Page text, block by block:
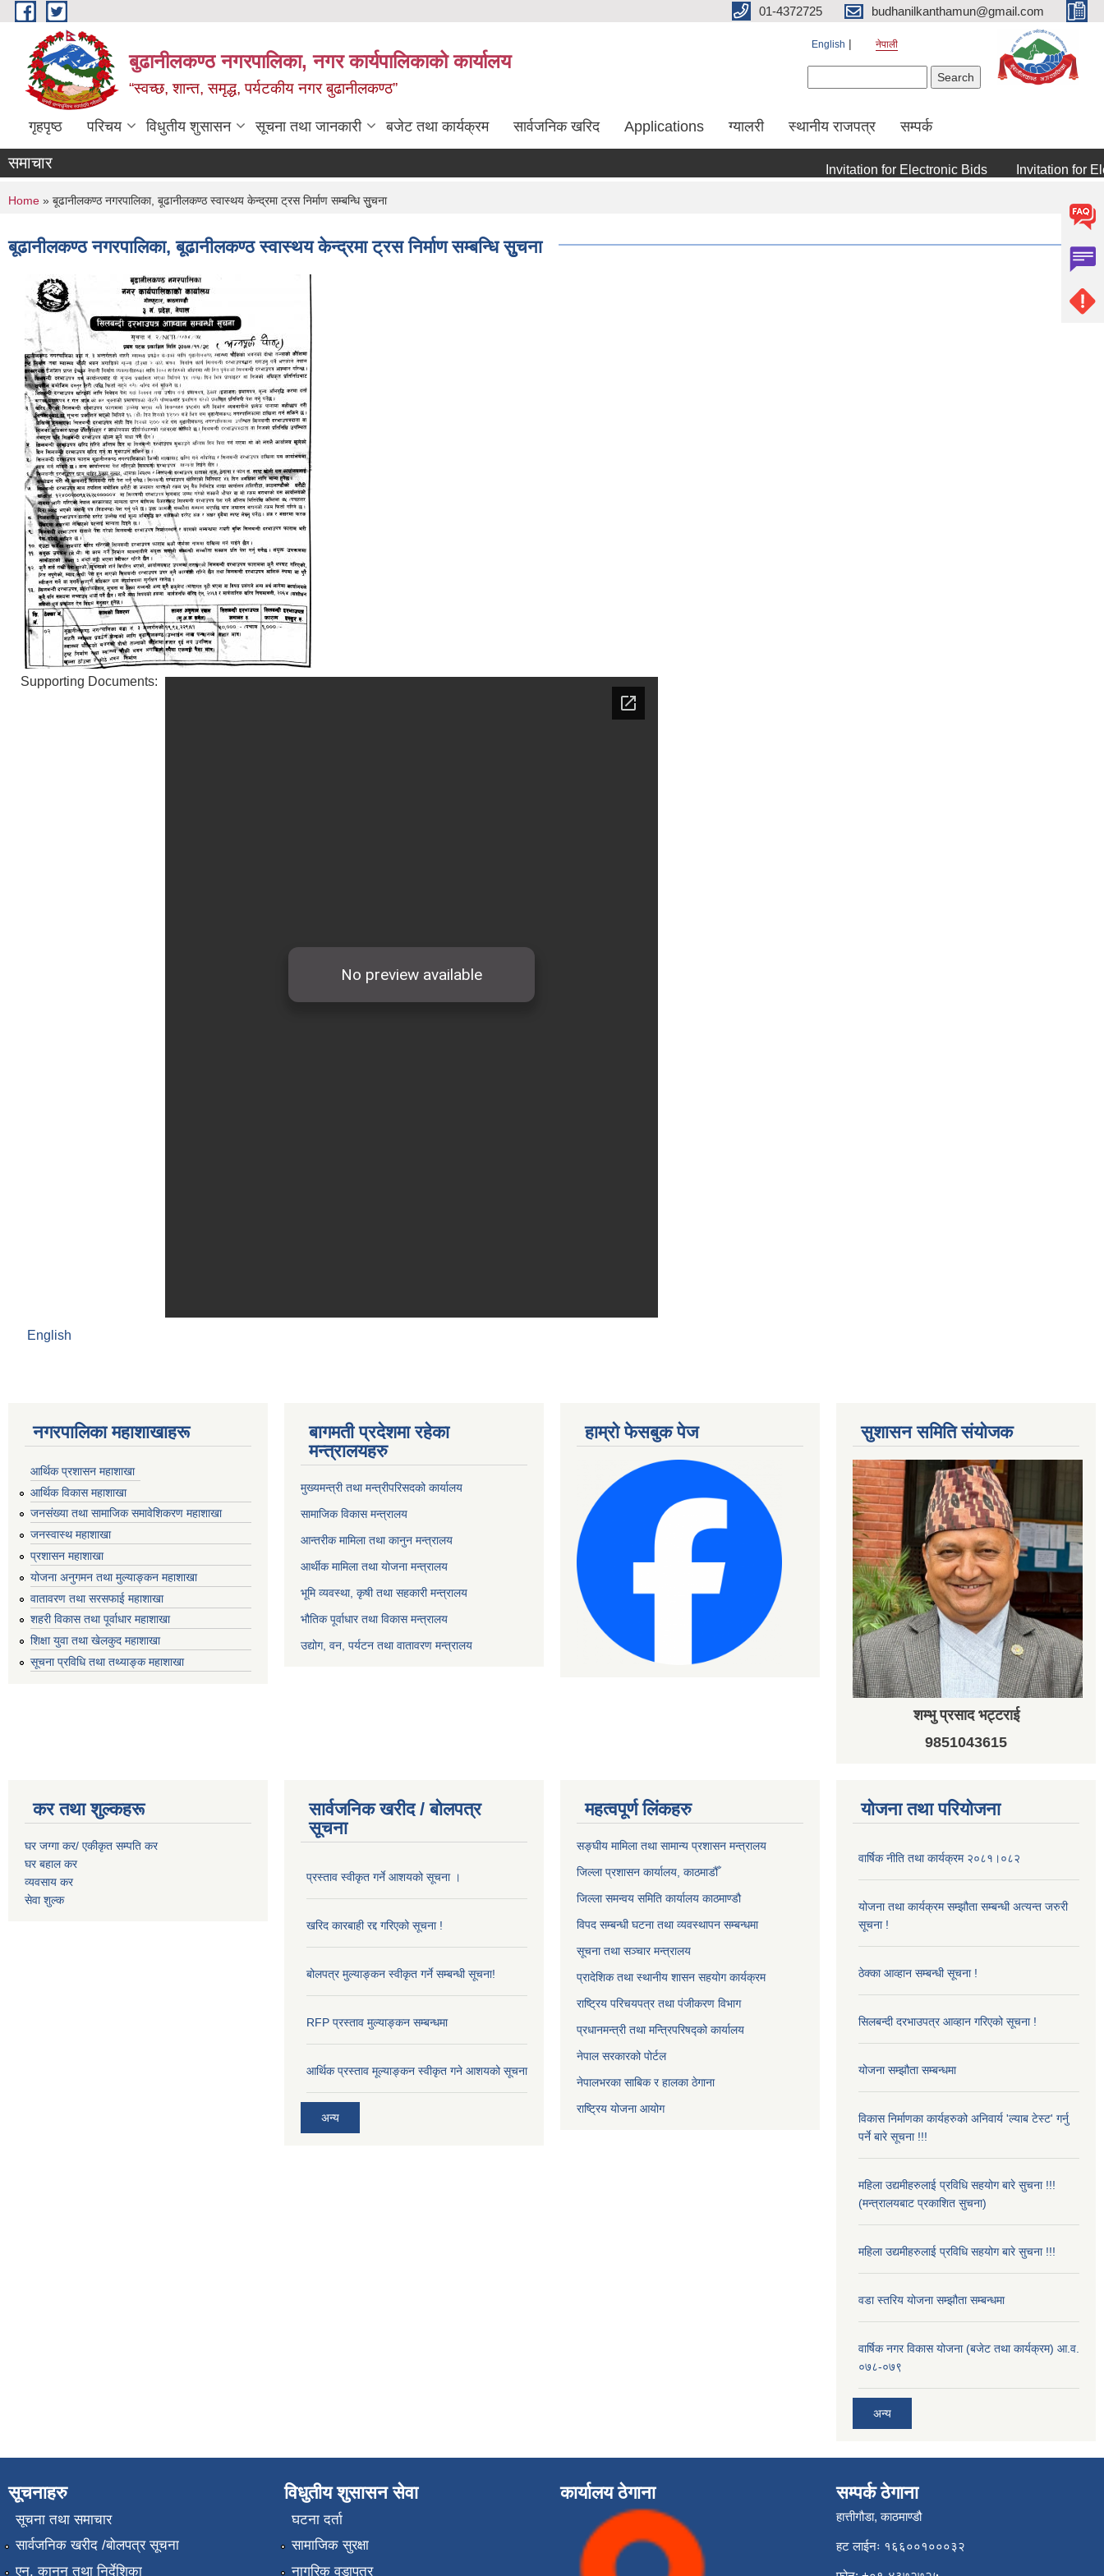
Skip to main content 01-4372725 budhanilkanthamun@gmail.com
बुढानीलकण्ठ नगरपालिका, नगर कार्यपालिकाको कार्यालय
“स्वच्छ, शान्त, समृद्ध, पर्यटकीय नगर बुढानीलकण्ठ”
English नेपाली
गृहपृष्ठ परिचय विधुतीय शुसासन सूचना तथा जानकारी बजेट तथा कार्यक्रम सार्वजनिक खरिद Applications ग्यालरी स्थानीय राजपत्र सम्पर्क
समाचार Invitation for Electronic Bids Invitation for
You are here
Home » बूढानीलकण्ठ नगरपालिका, बूढानीलकण्ठ स्वास्थय केन्द्रमा ट्रस निर्माण सम्बन्धि सुुचना
बूढानीलकण्ठ नगरपालिका, बूढानीलकण्ठ स्वास्थय केन्द्रमा ट्रस निर्माण सम्बन्धि सुुचना
Supporting Documents:
English
नगरपालिका महाशाखाहरू
आर्थिक प्रशासन महाशाखा
आर्थिक विकास महाशाखा
जनसंख्या तथा सामाजिक समावेशिकरण महाशाखा
जनस्वास्थ महाशाखा
प्रशासन महाशाखा
योजना अनुगमन तथा मुल्याङ्कन महाशाखा
वातावरण तथा सरसफाई महाशाखा
शहरी विकास तथा पूर्वाधार महाशाखा
शिक्षा युवा तथा खेलकुद महाशाखा
सूचना प्रविधि तथा तथ्याङ्क महाशाखा
बागमती प्रदेशमा रहेका
मन्त्रालयहरु
मुख्यमन्त्री तथा मन्त्रीपरिसदको कार्यालय
सामाजिक विकास मन्त्रालय
आन्तरीक मामिला तथा कानुन मन्त्रालय
आर्थीक मामिला तथा योजना मन्त्रालय
भूमि व्यवस्था, कृषी तथा सहकारी मन्त्रालय
भौतिक पूर्वाधार तथा विकास मन्त्रालय
उद्योग, वन, पर्यटन तथा वातावरण मन्त्रालय
हाम्रो फेसबुक पेज सुशासन समिति संयोजक
शम्भु प्रसाद भट्टराई
9851043615
कर तथा शुल्कहरू
घर जग्गा कर/ एकीकृत सम्पति कर
घर बहाल कर
व्यवसाय कर
सेवा शुल्क
सार्वजनिक खरीद / बोलपत्र
सूचना
प्रस्ताव स्वीकृत गर्ने आशयको सूचना ।
खरिद कारबाही रद्द गरिएको सूचना !
बोलपत्र मुल्याङ्कन स्वीकृत गर्ने सम्बन्धी सूचना!
RFP प्रस्ताव मुल्याङ्कन सम्बन्धमा
आर्थिक प्रस्ताव मूल्याङ्कन स्वीकृत गने आशयको सूचना
अन्य
महत्वपूर्ण लिंकहरु
सङ्‍घीय मामिला तथा सामान्य प्रशासन मन्त्रालय
जिल्ला प्रशासन कार्यालय, काठमाडौँ
जिल्ला समन्वय समिति कार्यालय काठमाण्ड‌ौ
विपद सम्बन्धी घटना तथा व्यवस्थापन सम्बन्धमा
सूचना तथा सञ्चार मन्त्रालय
प्रादेशिक तथा स्थानीय शासन सहयोग कार्यक्रम
राष्ट्रिय परिचयपत्र तथा पंजीकरण विभाग
प्रधानमन्त्री तथा मन्त्रिपरिषद्को कार्यालय
नेपाल सरकारको पोर्टल
नेपालभरका साबिक र हालका ठेगाना
राष्ट्रिय योजना आयोग
योजना तथा परियोजना
वार्षिक नीति तथा कार्यक्रम २०८१।०८२
योजना तथा कार्यक्रम सम्झौता सम्बन्धी अत्यन्त जरुरी
सूचना !
ठेक्का आव्हान सम्बन्धी सूचना !
सिलबन्दी दरभाउपत्र आव्हान गरिएको सूचना !
योजना सम्झौता सम्बन्धमा
विकास निर्माणका कार्यहरुको अनिवार्य 'ल्याब टेस्ट' गर्नु
पर्ने बारे सूचना !!!
महिला उद्यमीहरुलाई प्रविधि सहयोग बारे सुचना !!!
(मन्त्रालयबाट प्रकाशित सुचना)
महिला उद्यमीहरुलाई प्रविधि सहयोग बारे सुचना !!!
वडा स्तरिय योजना सम्झौता सम्बन्धमा
वार्षिक नगर विकास योजना (बजेट तथा कार्यक्रम) आ.व.
०७८-०७९
अन्य
सूचनाहरु
सूचना तथा समाचार
सार्वजनिक खरीद /बोलपत्र सूचना
एन, कानुन तथा निर्देशिका
विधुतीय शुसासन सेवा
घटना दर्ता
सामाजिक सुरक्षा
नागरिक वडापत्र
कार्यालय ठेगाना सम्पर्क ठेगाना
हात्तीगौडा, काठमाण्डौ
हट लाईनः १६६००१०००३२